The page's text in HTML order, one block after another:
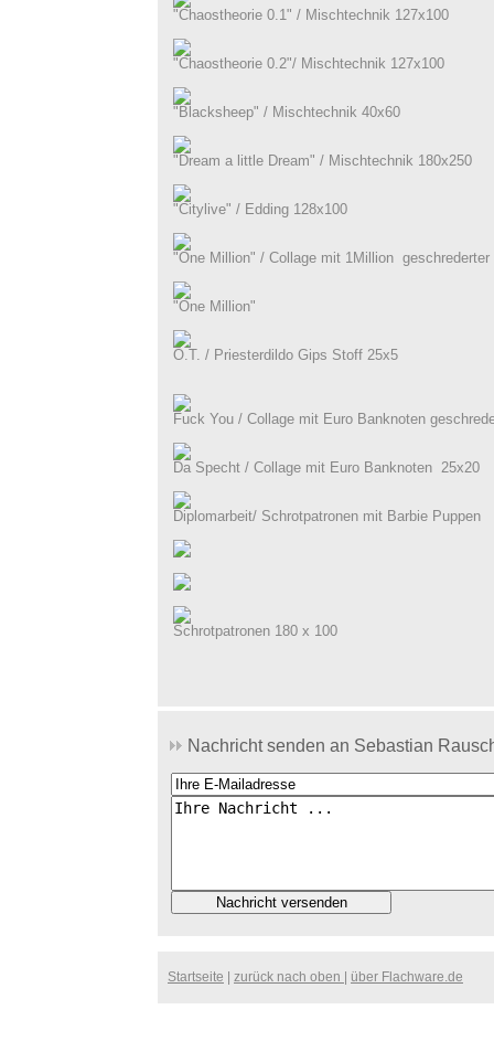
"Chaostheorie 0.1" / Mischtechnik 127x100
"Chaostheorie 0.2"/ Mischtechnik 127x100
"Blacksheep" / Mischtechnik 40x60
"Dream a little Dream" / Mischtechnik 180x250
"Citylive" / Edding 128x100
"One Million" / Collage mit 1Million geschrederter
"One Million"
O.T. / Priesterdildo Gips Stoff 25x5
Fuck You / Collage mit Euro Banknoten
Da Specht / Collage mit Euro Banknoten 25x20
Diplomarbeit/ Schrotpatronen mit Barbie Puppen
Schrotpatronen 180 x 100
Nachricht senden an Sebastian
Startseite zurück nach oben über Flachware.de